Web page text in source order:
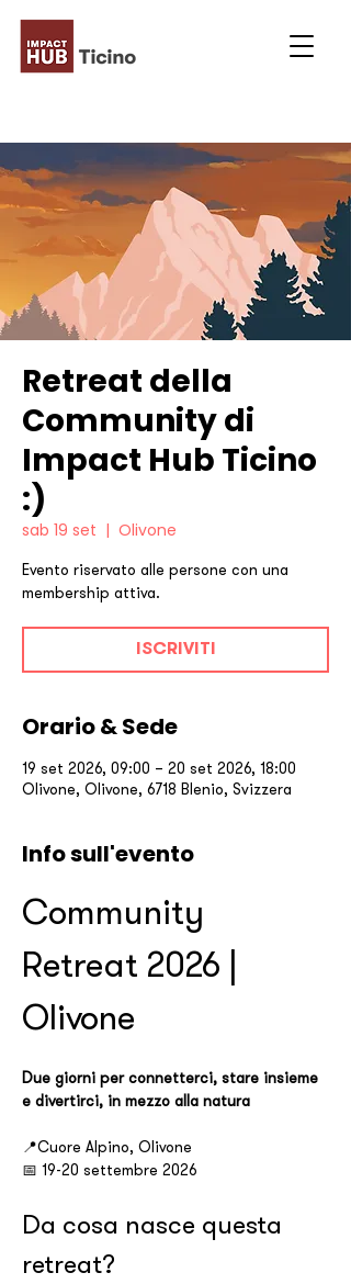
Retreat della
Community di
Impact Hub Ticino
:)
sab 19 set
  |
Olivone
Evento riservato alle persone con una
membership attiva.
ISCRIVITI
Orario & Sede
19 set 2026, 09:00 – 20 set 2026, 18:00
Olivone, Olivone, 6718 Blenio, Svizzera
Info sull'evento
Community
Retreat 2026 |
Olivone
Due giorni per connetterci, stare insieme
e divertirci, in mezzo alla natura
📍Cuore Alpino, Olivone
📅 19-20 settembre 2026
Da cosa nasce questa
retreat?